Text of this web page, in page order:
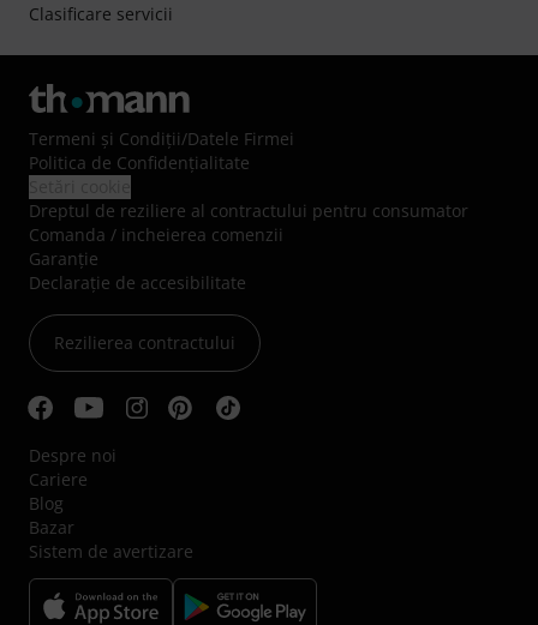
Clasificare servicii
Termeni şi Condiţii/Datele Firmei
Politica de Confidenţialitate
Dreptul de reziliere al contractului pentru consumator
Comanda / incheierea comenzii
Garanție
Declarație de accesibilitate
Rezilierea contractului
Despre noi
Cariere
Blog
Bazar
Sistem de avertizare